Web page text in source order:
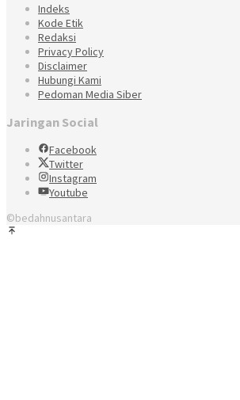
Indeks
Kode Etik
Redaksi
Privacy Policy
Disclaimer
Hubungi Kami
Pedoman Media Siber
Jaringan Social
Facebook
Twitter
Instagram
Youtube
©bedahnusantara